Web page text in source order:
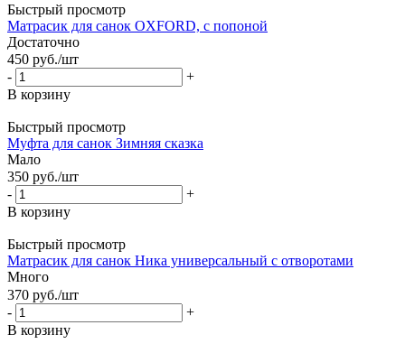
Быстрый просмотр
Матрасик для санок OXFORD, с попоной
Достаточно
450 руб./шт
-
+
В корзину
Быстрый просмотр
Муфта для санок Зимняя сказка
Мало
350 руб./шт
-
+
В корзину
Быстрый просмотр
Матрасик для санок Ника универсальный с отворотами
Много
370 руб./шт
-
+
В корзину